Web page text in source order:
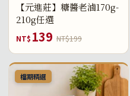
【元進莊】糖醬老滷170g-
210g任選
NT$ 139 NT$199
檔期精選